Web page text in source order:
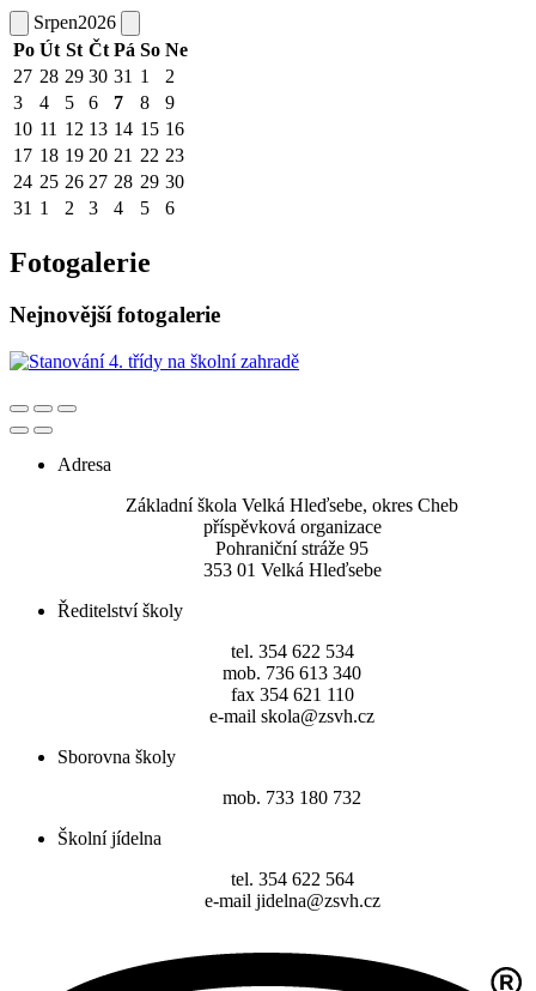
Srpen2026
Po Út St Čt Pá So Ne
27 28 29 30 31 1
2
3
4 5 6 7 8
9
10 11 12 13 14 15 16
17 18 19 20 21 22 23
24 25 26 27 28 29 30
31 1 2 3 4 5 6
Fotogalerie
Nejnovější fotogalerie
Adresa
Základní škola Velká Hleďsebe, okres Cheb
příspěvková organizace
Pohraniční stráže 95
353 01 Velká Hleďsebe
Ředitelství školy
tel. 354 622 534
mob. 736 613 340
fax 354 621 110
e-mail skola@zsvh.cz
Sborovna školy
mob. 733 180 732
Školní jídelna
tel. 354 622 564
e-mail jidelna@zsvh.cz